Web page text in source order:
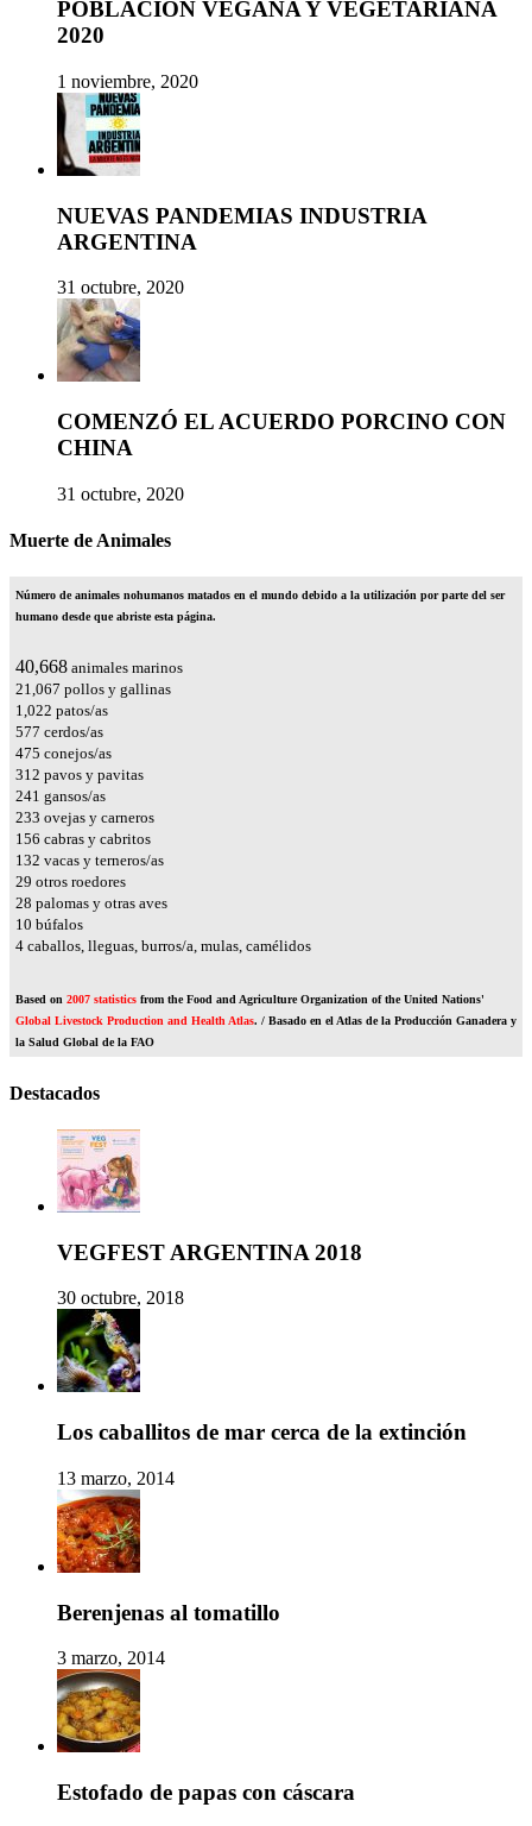
POBLACIÓN VEGANA Y VEGETARIANA
2020
1 noviembre, 2020
NUEVAS PANDEMIAS INDUSTRIA
ARGENTINA
31 octubre, 2020
COMENZÓ EL ACUERDO PORCINO CON
CHINA
31 octubre, 2020
Muerte de Animales
Número de animales nohumanos matados en el mundo debido a la utilización por parte del ser
humano desde que abriste esta página.
44,949 animales marinos
23,285 pollos y gallinas
1,130 patos/as
637 cerdos/as
525 conejos/as
345 pavos y pavitas
266 gansos/as
257 ovejas y carneros
172 cabras y cabritos
146 vacas y terneros/as
32 otros roedores
31 palomas y otras aves
11 búfalos
4 caballos, lleguas, burros/a, mulas, camélidos
Based on 2007 statistics from the Food and Agriculture Organization of the United Nations'
Global Livestock Production and Health Atlas. / Basado en el Atlas de la Producción Ganadera y
la Salud Global de la FAO
Destacados
VEGFEST ARGENTINA 2018
30 octubre, 2018
Los caballitos de mar cerca de la extinción
13 marzo, 2014
Berenjenas al tomatillo
3 marzo, 2014
Estofado de papas con cáscara